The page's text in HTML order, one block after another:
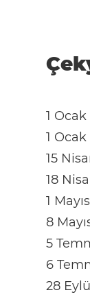
1 Ocak
1 Ocak
15
18
1 Mayıs
8
5
6
28 Eylül